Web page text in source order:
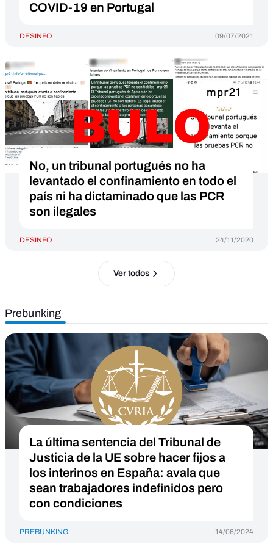
COVID-19 en Portugal
DESINFO 09/07/2021
No, un tribunal portugués no ha
levantado el confinamiento en todo el
país ni ha dictaminado que las PCR
son ilegales
DESINFO 24/11/2020
Ver todos
Prebunking
La última sentencia del Tribunal de
Justicia de la UE sobre hacer fijos a
los interinos en España: avala que
sean trabajadores indefinidos pero
con condiciones
PREBUNKING 14/06/2024